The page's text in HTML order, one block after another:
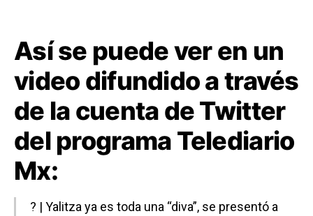
Así se puede ver en un
video difundido a través
de la cuenta de Twitter
del programa Telediario
Mx:
? | Yalitza ya es toda una “diva”, se presentó a